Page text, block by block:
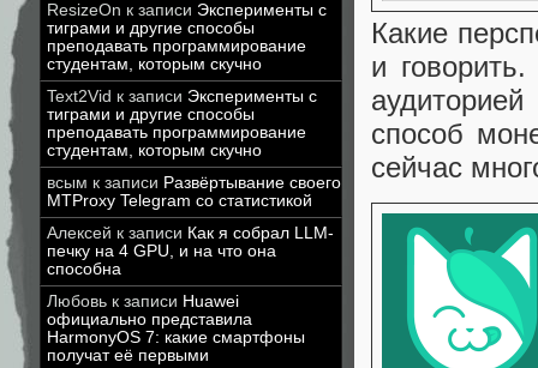
ResizeOn к записи Эксперименты с
тиграми и другие способы
преподавать программирование
студентам, которым скучно
Text2Vid к записи Эксперименты с
тиграми и другие способы
преподавать программирование
студентам, которым скучно
всым к записи Развёртывание своего
MTProxy Telegram со статистикой
Алексей к записи Как я собрал LLM-
печку на 4 GPU, и на что она
способна
Любовь к записи Huawei
официально представила
HarmonyOS 7: какие смартфоны
получат её первыми
Какие
и
способ
сейчас